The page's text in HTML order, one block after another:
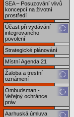
SEA – Posuzování vlivů
koncepcí na životní
prostředí
Účast při vydávání
integrovaného
povolení
Strategické plánování
Místní Agenda 21
Žaloba a trestní
oznámení
Ombudsman -
Veřejný ochránce
práv
Aarhuská úmluva